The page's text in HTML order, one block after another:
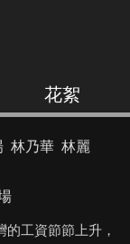
花絮
林乃華 林麗
工資節節上升，